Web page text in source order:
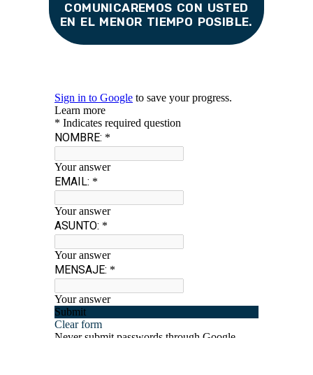
COMUNICAREMOS CON USTED
EN EL MENOR TIEMPO POSIBLE.